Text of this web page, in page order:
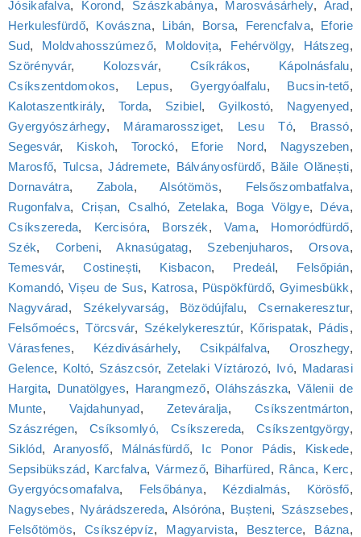
Jósikafalva, Korond, Szászkabánya, Marosvásárhely, Arad,
Herkulesfürdő, Kovászna, Libán, Borsa, Ferencfalva, Eforie
Sud, Moldvahosszúmező, Moldovița, Fehérvölgy, Hátszeg,
Szörényvár, Kolozsvár, Csíkrákos, Kápolnásfalu,
Csíkszentdomokos, Lepus, Gyergyóalfalu, Bucsin-tető,
Kalotaszentkirály, Torda, Szibiel, Gyilkostó, Nagyenyed,
Gyergyószárhegy, Máramarossziget, Lesu Tó, Brassó,
Segesvár, Kiskoh, Torockó, Eforie Nord, Nagyszeben,
Marosfő, Tulcsa,Jádremete, Bálványosfürdő, Băile Olănești,
Dornavátra, Zabola,Alsótömös, Felsőszombatfalva,
Rugonfalva, Crișan,Csalhó, Zetelaka, Boga Völgye, Déva,
Csíkszereda, Kercisóra, Borszék, Vama, Homoródfürdő,
Szék, Corbeni,Aknasúgatag, Szebenjuharos, Orsova,
Temesvár,Costinești, Kisbacon, Predeál, Felsőpián,
Komandó, Vișeu de Sus, Katrosa, Püspökfürdő, Gyimesbükk,
Nagyvárad, Székelyvarság, Bözödújfalu,Csernakeresztur,
Felsőmoécs,Törcsvár, Székelykeresztúr, Kőrispatak, Pádis,
Várasfenes, Kézdivásárhely, Csikpálfalva, Oroszhegy,
Gelence, Koltó, Szászcsór, Zetelaki Víztározó, Ivó, Madarasi
Hargita, Dunatölgyes, Harangmező,Oláhszászka, Vălenii de
Munte,Vajdahunyad,Zeteváralja,Csíkszentmárton,
Szászrégen, Csíksomlyó, Csíkszereda,Csíkszentgyörgy,
Siklód, Aranyosfő, Málnásfürdő, Ic Ponor Pádis, Kiskede,
Sepsibükszád, Karcfalva, Vármező, Biharfüred, Rânca, Kerc,
Gyergyócsomafalva, Felsőbánya, Kézdialmás, Körösfő,
Nagysebes, Nyárádszereda,Alsóróna, Bușteni, Szászsebes,
Felsőtömös, Csíkszépvíz, Magyarvista, Beszterce, Bázna,